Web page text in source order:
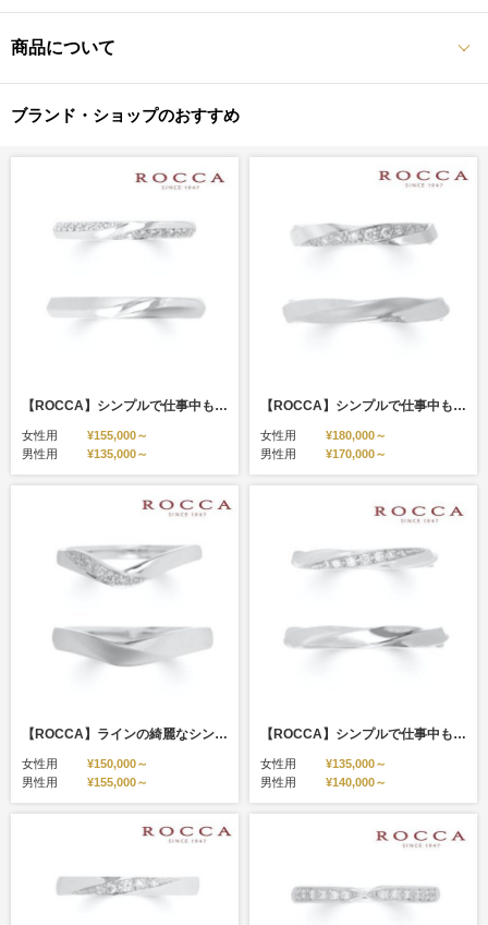
商品について
ブランド・ショップのおすすめ
【ROCCA】シンプルで仕事中も着けやすいマリッジリング HO-3D/3L
女性用
¥155,000～
男性用
¥135,000～
【ROCCA】シンプルで仕事中も着けやすいマリッジリング FR-1D/1L
女性用
¥180,000～
男性用
¥170,000～
【ROCCA】ラインの綺麗なシンプルなV字リング！重ね付けにも HO-5D/5L
女性用
¥150,000～
男性用
¥155,000～
【ROCCA】シンプルで仕事中も着けやすいマリッジリング （結婚指輪）SFR-4D/SFR-4L
女性用
¥135,000～
男性用
¥140,000～